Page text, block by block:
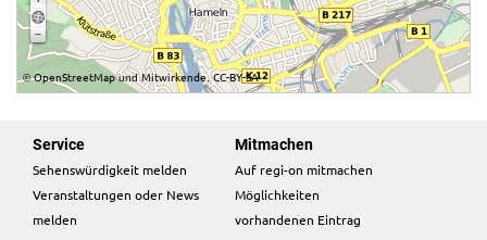
©OpenStreetMapundMitwirkende,CC-BY-SA
Service
Sehenswürdigkeit melden
Veranstaltungen oder News
melden
Mitmachen
Auf regi-on mitmachen
Möglichkeiten
vorhandenen Eintrag